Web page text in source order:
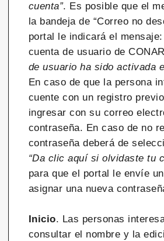
cuenta”. Es posible que el
la bandeja de “Correo no
portal le indicará el
cuenta de usuario de
de usuario ha sido activada
En caso de que la persona
cuente con un registro
ingresar con su correo
contraseña. En caso de no
contraseña deberá de
“Da clic aquí si olvidaste tu
para que el portal le envíe
asignar una nueva
Inicio. Las personas
consultar el nombre y la